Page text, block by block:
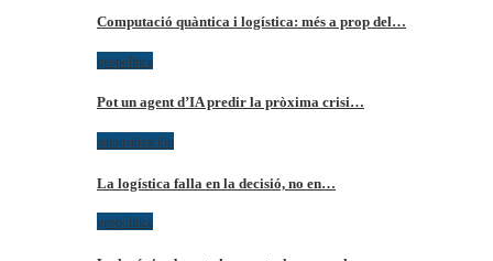
Computació quàntica i logística: més a prop del…
geopolitica
Pot un agent d’IA predir la pròxima crisi…
automatizacion
La logística falla en la decisió, no en…
geopolitica